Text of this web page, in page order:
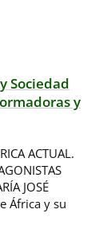
Sociedad
y
ACTUAL.
JOSÉ
África y su